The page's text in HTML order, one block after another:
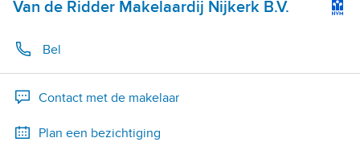
Van de Ridder Makelaardij Nijkerk B.V.
Bel
Contact met de makelaar
Plan een bezichtiging